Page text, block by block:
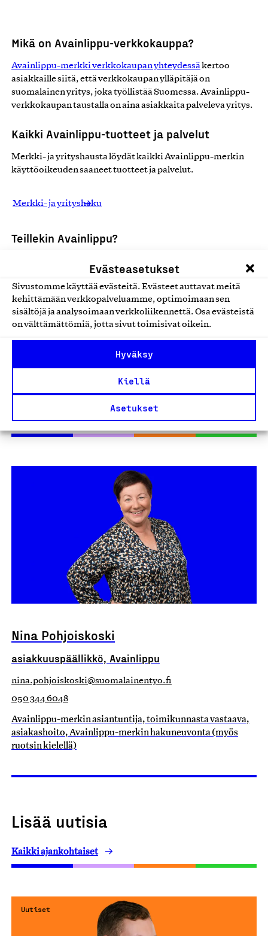
Evästeasetukset
Sivustomme käyttää evästeitä. Evästeet auttavat meitä
kehittämään verkkopalveluamme, optimoimaan sen
sisältöjä ja analysoimaan verkkoliikennettä. Osa evästeistä
on välttämättömiä, jotta sivut toimisivat oikein.
Hyväksy
Kiellä
Asetukset
Mikä on Avainlippu-verkkokauppa?
Avainlippu-merkki verkkokaupan yhteydessä kertoo
asiakkaille siitä, että verkkokaupan ylläpitäjä on
suomalainen yritys, joka työllistää Suomessa. Avainlippu-
verkkokaupan taustalla on aina asiakkaita palveleva yritys.
Kaikki Avainlippu-tuotteet ja palvelut
Merkki- ja yrityshausta löydät kaikki Avainlippu-merkin
käyttöoikeuden saaneet tuotteet ja palvelut.
Merkki- ja yrityshaku
Teillekin Avainlippu?
alkuperämerkki, joka kertoo asiakkaillesi luotettavasti
yhdellä silmäyksellä siitä, että tuotteesi on valmistettu
Suomessa tai palvelusi on kotimaista alkuperää, joka
työllistää Suomessa.
Kysy lisää asiantuntijalta
Nina Pohjoiskoski
asiakkuuspäällikkö, Avainlippu
nina.pohjoiskoski@suomalainentyo.fi
050 344 6048
Avainlippu-merkin asiantuntija, toimikunnasta vastaava,
asiakashoito, Avainlippu-merkin hakuneuvonta (myös
ruotsin kielellä)
Lisää uutisia
Kaikki ajankohtaiset
Uutiset